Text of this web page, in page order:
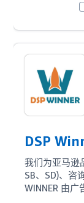
DSP
我们为亚马逊
SB、SD)、咨
WINNER 由